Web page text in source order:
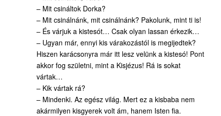
– Mit csináltok Dorka?
– Mit csinálnánk, mit csinálnánk? Pakolunk, mint ti is!
– És várjuk a kistesót… Csak olyan lassan érkezik…
– Ugyan már, ennyi kis várakozástól is megijedtek?
Hiszen karácsonyra már itt lesz velünk a kistesó! Pont
akkor fog születni, mint a Kisjézus! Rá is sokat
vártak…
– Kik vártak rá?
– Mindenki. Az egész világ. Mert ez a kisbaba nem
akármilyen kisgyerek volt ám, hanem Isten fia.